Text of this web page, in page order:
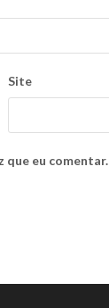
Site
que eu comentar.